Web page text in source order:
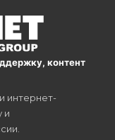
контент
интернет-
и